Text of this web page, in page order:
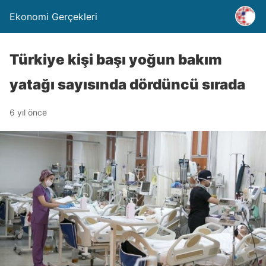
Ekonomi Gerçekleri
Türkiye kişi başı yoğun bakım
yatağı sayısında dördüncü sırada
6 yıl önce